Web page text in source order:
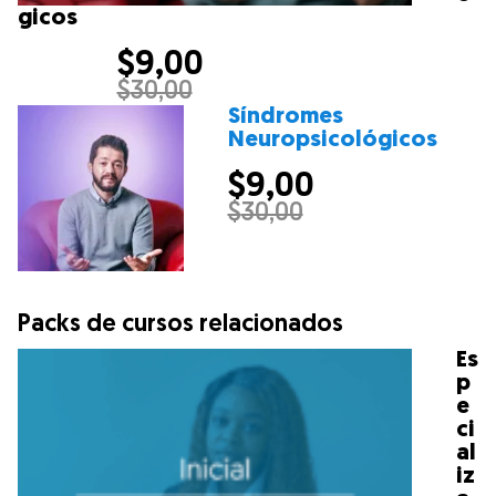
gicos
$30,00
$9,00
Síndromes
Neuropsicológicos
$30,00
$9,00
Packs de cursos relacionados
Es
p
e
ci
al
iz